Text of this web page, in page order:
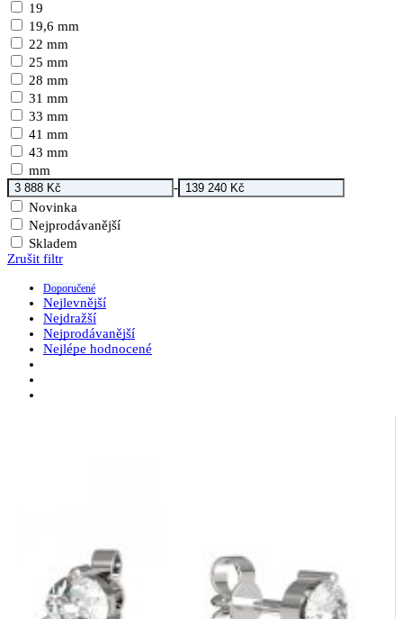
19
19,6 mm
22 mm
25 mm
28 mm
31 mm
33 mm
41 mm
43 mm
mm
-
Novinka
Nejprodávanější
Skladem
Zrušit filtr
Doporučené
Nejlevnější
Nejdražší
Nejprodávanější
Nejlépe hodnocené